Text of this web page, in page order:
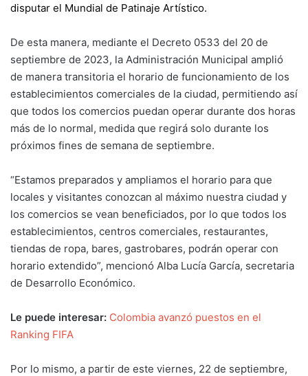
disputar el Mundial de Patinaje Artístico.
De esta manera, mediante el Decreto 0533 del 20 de
septiembre de 2023, la Administración Municipal amplió
de manera transitoria el horario de funcionamiento de los
establecimientos comerciales de la ciudad, permitiendo así
que todos los comercios puedan operar durante dos horas
más de lo normal, medida que regirá solo durante los
próximos fines de semana de septiembre.
“Estamos preparados y ampliamos el horario para que
locales y visitantes conozcan al máximo nuestra ciudad y
los comercios se vean beneficiados, por lo que todos los
establecimientos, centros comerciales, restaurantes,
tiendas de ropa, bares, gastrobares, podrán operar con
horario extendido”, mencionó Alba Lucía García, secretaria
de Desarrollo Económico.
Le puede interesar: Colombia avanzó puestos en el
Ranking FIFA
Por lo mismo, a partir de este viernes, 22 de septiembre,